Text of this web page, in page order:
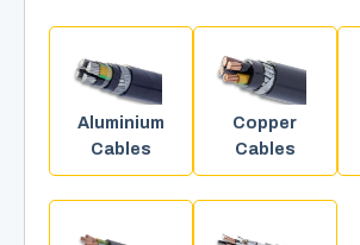
Aluminium
Cables
Copper
Cables